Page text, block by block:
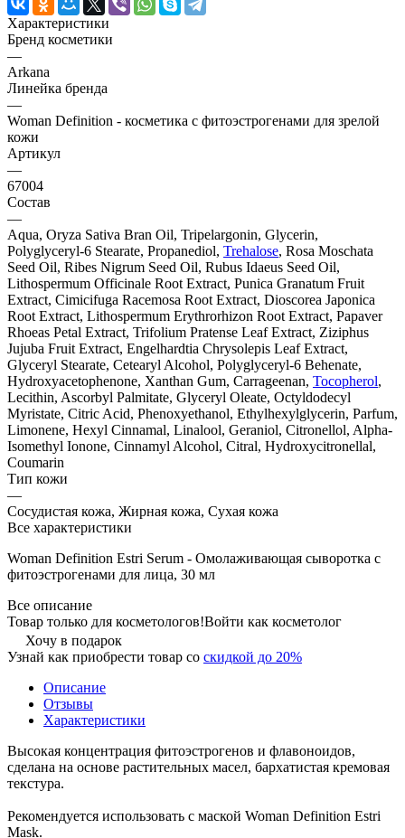
Характеристики
Бренд косметики
—
Arkana
Линейка бренда
—
Woman Definition - косметика с фитоэстрогенами для зрелой
кожи
Артикул
—
67004
Состав
—
Aqua, Oryza Sativa Bran Oil, Tripelargonin, Glycerin,
Polyglyceryl-6 Stearate, Propanediol, Trehalose, Rosa Moschata
Seed Oil, Ribes Nigrum Seed Oil, Rubus Idaeus Seed Oil,
Lithospermum Officinale Root Extract, Punica Granatum Fruit
Extract, Cimicifuga Racemosa Root Extract, Dioscorea Japonica
Root Extract, Lithospermum Erythrorhizon Root Extract, Papaver
Rhoeas Petal Extract, Trifolium Pratense Leaf Extract, Ziziphus
Jujuba Fruit Extract, Engelhardtia Chrysolepis Leaf Extract,
Glyceryl Stearate, Cetearyl Alcohol, Polyglyceryl-6 Behenate,
Hydroxyacetophenone, Xanthan Gum, Carrageenan, Tocopherol,
Lecithin, Ascorbyl Palmitate, Glyceryl Oleate, Octyldodecyl
Myristate, Citric Acid, Phenoxyethanol, Ethylhexylglycerin, Parfum,
Limonene, Hexyl Cinnamal, Linalool, Geraniol, Citronellol, Alpha-
Isomethyl Ionone, Cinnamyl Alcohol, Citral, Hydroxycitronellal,
Coumarin
Тип кожи
—
Сосудистая кожа, Жирная кожа, Сухая кожа
Все характеристики
Woman Definition Estri Serum - Омолаживающая сыворотка с
фитоэстрогенами для лица, 30 мл
Все описание
Товар только для косметологов!Войти как косметолог
Хочу в подарок
Узнай как приобрести товар со скидкой до 20%
Описание
Отзывы
Характеристики
Высокая концентрация фитоэстрогенов и флавоноидов,
сделана на основе растительных масел, бархатистая кремовая
текстура.
Рекомендуется использовать с маской Woman Definition Estri
Mask.